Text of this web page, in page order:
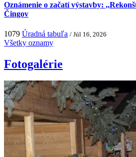
Oznámenie o začatí výstavby:
Čingov
1079 Úradná tabuľa / Júl 16, 2026
Všetky oznamy
Fotogalérie